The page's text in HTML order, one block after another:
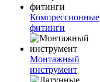
Компрессионные
фитинги
Монтажный
инструмент